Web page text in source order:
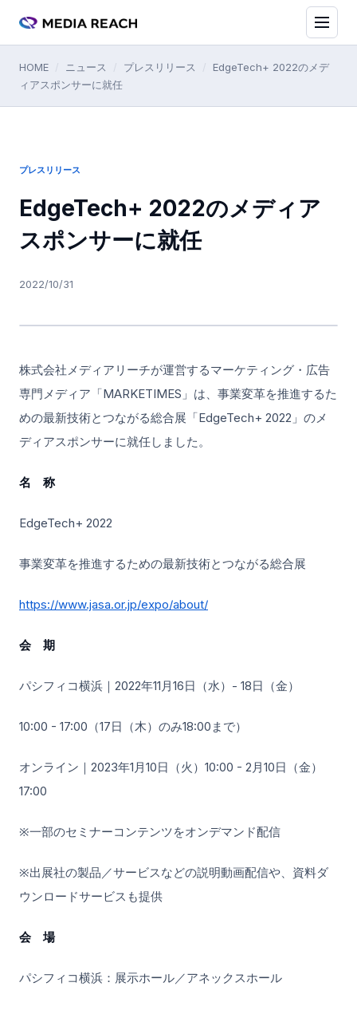
HOME ニュース プレスリリース
EdgeTech+ 2022のメデ
ィアスポンサーに就任
プレスリリース
EdgeTech+ 2022のメディア
スポンサーに就任
2022/10/31
株式会社メディアリーチが運営するマーケティング・広告
専門メディア「MARKETIMES」は、事業変革を推進するた
めの最新技術とつながる総合展「EdgeTech+ 2022」のメ
ディアスポンサーに就任しました。
名 称
EdgeTech+ 2022
事業変革を推進するための最新技術とつながる総合展
https://www.jasa.or.jp/expo/about/
会 期
パシフィコ横浜｜2022年11月16日（水）- 18日（金）
10:00 - 17:00（17日（木）のみ18:00まで）
オンライン｜2023年1月10日（火）10:00 - 2月10日（金）
17:00
※一部のセミナーコンテンツをオンデマンド配信
※出展社の製品／サービスなどの説明動画配信や、資料ダ
ウンロードサービスも提供
会 場
パシフィコ横浜：展示ホール／アネックスホール